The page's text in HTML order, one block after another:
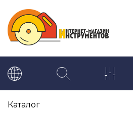
Каталог